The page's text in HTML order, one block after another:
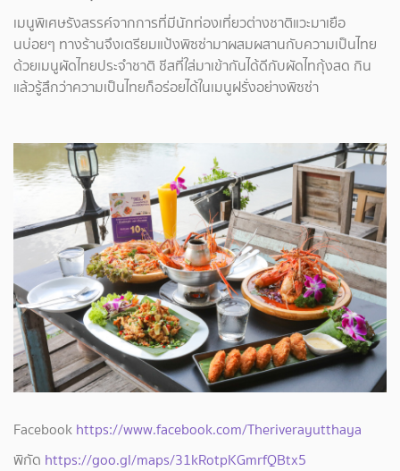
เมนูพิเศษรังสรรค์จากการที่มีนักท่องเที่ยวต่างชาติแวะมาเยือ
นบ่อยๆ ทางร้านจึงเตรียมแป้งพิซซ่ามาผสมผสานกับความเป็นไทย
ด้วยเมนูผัดไทยประจำชาติ ชีสที่ใส่มาเข้ากันได้ดีกับผัดไทกุ้งสด กิน
แล้วรู้สึกว่าความเป็นไทยก็อร่อยได้ในเมนูฝรั่งอย่างพิซซ่า
Facebook https://www.facebook.com/Theriverayutthaya
พิกัด https://goo.gl/maps/31kRotpKGmrfQBtx5